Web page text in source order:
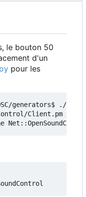
le bouton 50
d'un
pour les
generators$ ./
Client.pm in